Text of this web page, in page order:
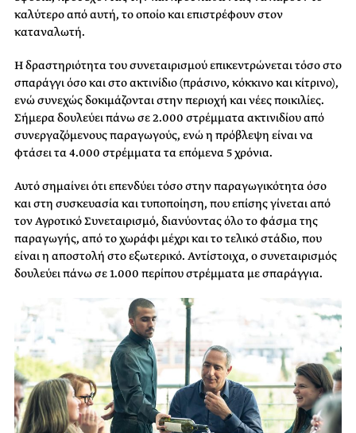
καλύτερο από αυτή, το οποίο και επιστρέφουν στον
καταναλωτή.
Η δραστηριότητα του συνεταιρισμού επικεντρώνεται τόσο στο
σπαράγγι όσο και στο ακτινίδιο (πράσινο, κόκκινο και κίτρινο),
ενώ συνεχώς δοκιμάζονται στην περιοχή και νέες ποικιλίες.
Σήμερα δουλεύει πάνω σε 2.000 στρέμματα ακτινιδίου από
συνεργαζόμενους παραγωγούς, ενώ η πρόβλεψη είναι να
φτάσει τα 4.000 στρέμματα τα επόμενα 5 χρόνια.
Αυτό σημαίνει ότι επενδύει τόσο στην παραγωγικότητα όσο
και στη συσκευασία και τυποποίηση, που επίσης γίνεται από
τον Αγροτικό Συνεταιρισμό, διανύοντας όλο το φάσμα της
παραγωγής, από το χωράφι μέχρι και το τελικό στάδιο, που
είναι η αποστολή στο εξωτερικό. Αντίστοιχα, ο συνεταιρισμός
δουλεύει πάνω σε 1.000 περίπου στρέμματα με σπαράγγια.